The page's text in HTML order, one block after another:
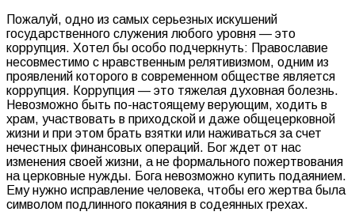
Пожалуй, одно из самых серьезных искушений
государственного служения любого уровня — это
коррупция. Хотел бы особо подчеркнуть: Православие
несовместимо с нравственным релятивизмом, одним из
проявлений которого в современном обществе является
коррупция. Коррупция — это тяжелая духовная болезнь.
Невозможно быть по-настоящему верующим, ходить в
храм, участвовать в приходской и даже общецерковной
жизни и при этом брать взятки или наживаться за счет
нечестных финансовых операций. Бог ждет от нас
изменения своей жизни, а не формального пожертвования
на церковные нужды. Бога невозможно купить подаянием.
Ему нужно исправление человека, чтобы его жертва была
символом подлинного покаяния в содеянных грехах.